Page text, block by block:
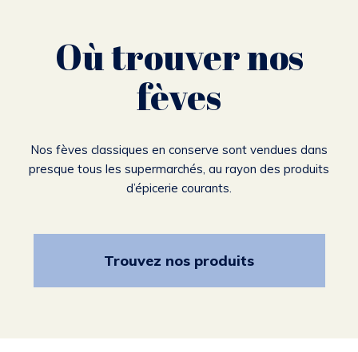
Où trouver nos
fèves
Nos fèves classiques en conserve sont vendues dans
presque tous les supermarchés, au rayon des produits
d’épicerie courants.
Trouvez nos produits